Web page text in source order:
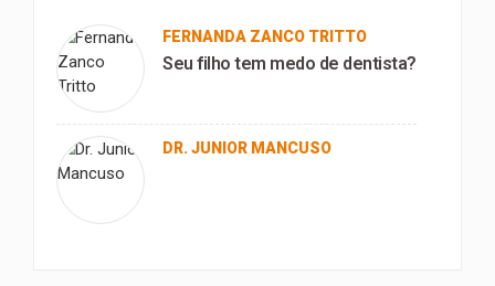
FERNANDA ZANCO TRITTO
Seu filho tem medo de dentista?
DR. JUNIOR MANCUSO